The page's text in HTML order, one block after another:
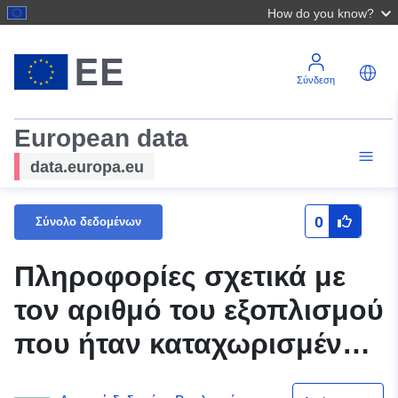
How do you know?
Σύνδεση
European data
data.europa.eu
Σύνολο δεδομένων 0
Πληροφορίες σχετικά με
τον αριθμό του εξοπλισμού
που ήταν καταχωρισμένος